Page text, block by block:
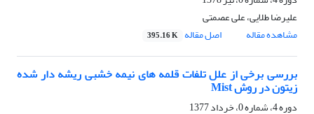
علیرضا طلایی، علی عصمتی
مشاهده مقاله
اصل مقاله 395.16 K
بررسی برخی از علل تلفات قلمه های نیمه خشبی ریشه دار شده
زیتون در روش Mist
دوره 4، شماره 0، خرداد 1377